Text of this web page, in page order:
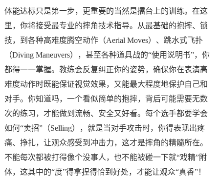
体能达标只是第一步，更重要的当然是擂台上的训练。在这
里，你将接受最专业的摔角技术指导。从最基础的抱摔、锁
技，到各种高难度腾空动作（Aerial Moves）、跳水式飞扑
（Diving Maneuvers），甚至各种道具战的“使用说明书”，你
都得一一掌握。教练会反复纠正你的姿势，确保你在表演高
难度动作时既能保证视觉效果，又能最大程度地保护自己和
对手。你知道吗，一个看似简单的抱摔，背后可能需要无数
次的练习，才能做到流畅、安全又好看。每个选手都要学会
如何“卖招”（Selling），就是当对手攻击时，你得表现出疼
痛、挣扎，让观众感受到冲击力，这才是摔角的精髓所在。
不能每次都被打得像个没事人，也不能被碰一下就“戏精”附
体，这其中的“度”得拿捏得恰到好处，才能让观众“真香”！